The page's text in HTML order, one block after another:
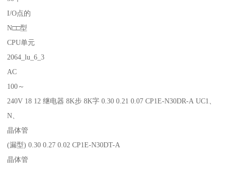
I/O点的
N□□型
CPU单元
2064_lu_6_3
AC
100～
240V 18 12 继电器 8K步 8K字 0.30 0.21 0.07 CP1E-N30DR-A UC1、
N、
晶体管
(漏型) 0.30 0.27 0.02 CP1E-N30DT-A
晶体管